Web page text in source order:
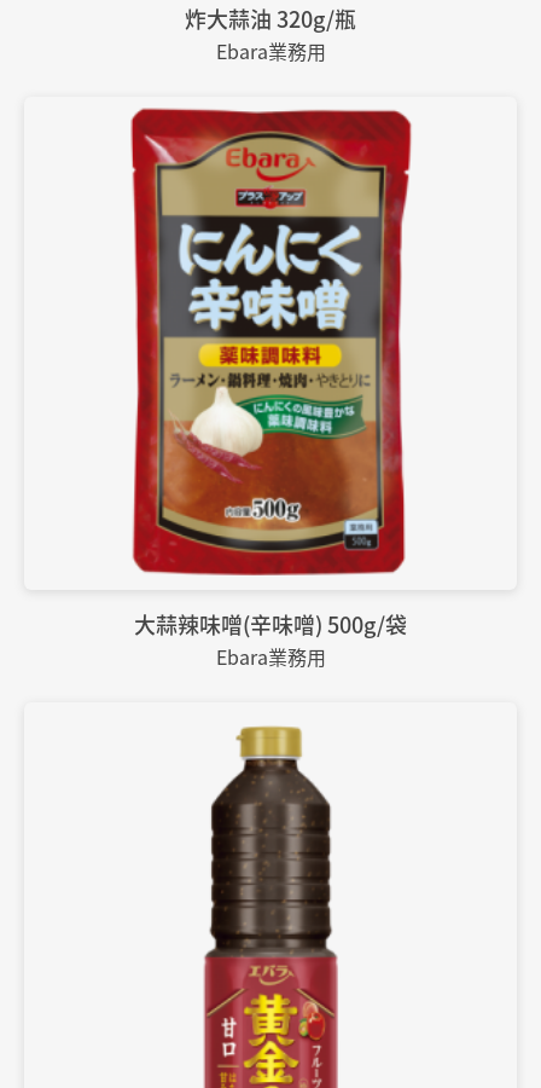
炸大蒜油 320g/瓶
Ebara業務用
大蒜辣味噌(辛味噌) 500g/袋
Ebara業務用